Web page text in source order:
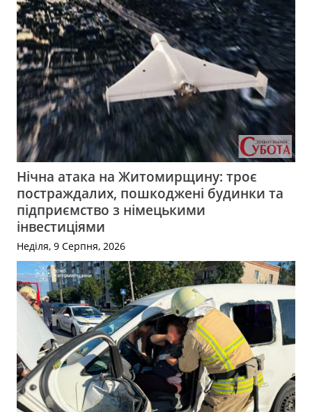
Нічна атака на Житомирщину: троє
постраждалих, пошкоджені будинки та
підприємство з німецькими
інвестиціями
Неділя, 9 Серпня, 2026